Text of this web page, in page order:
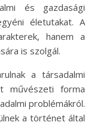
és gazdasági
életutakat. A
hanem a
is szolgál.
a társadalmi
művészeti forma
problémákról.
a történet által